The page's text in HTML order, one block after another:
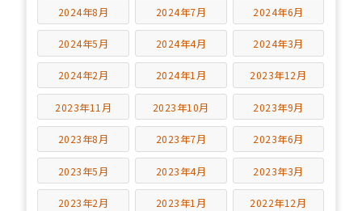
2024年8月 2024年7月 2024年6月
2024年5月 2024年4月 2024年3月
2024年2月 2024年1月 2023年12月
2023年11月 2023年10月 2023年9月
2023年8月 2023年7月 2023年6月
2023年5月 2023年4月 2023年3月
2023年2月 2023年1月 2022年12月